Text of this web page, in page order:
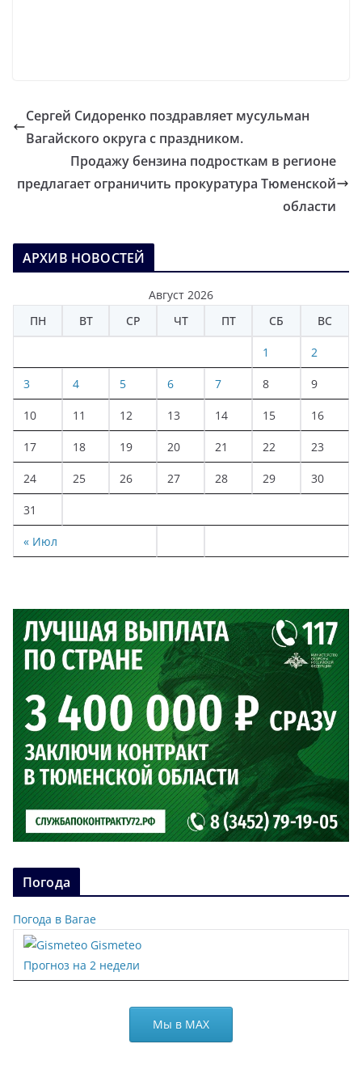
Сергей Сидоренко поздравляет мусульман
Вагайского округа с праздником.
Продажу бензина подросткам в регионе
предлагает ограничить прокуратура Тюменской
области
АРХИВ НОВОСТЕЙ
Август 2026
ПН
ВТ СР ЧТ ПТ СБ ВС
« Июл
1 2
3 4 5 6 7 8 9
10 11 12 13 14 15 16
17 18 19 20 21 22 23
24 25 26 27 28 29 30
31
Погода
Погода в Вагае
Gismeteo
Прогноз на 2 недели
Мы в МАХ